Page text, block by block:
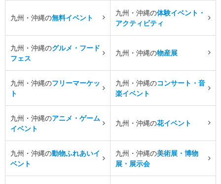
九州・沖縄の無料イベント
九州・沖縄の体験イベント・
アクティビティ
九州・沖縄のグルメ・フード
フェス
九州・沖縄の物産展
九州・沖縄のフリーマーケッ
ト
九州・沖縄のコンサート・音
楽イベント
九州・沖縄のアニメ・ゲーム
イベント
九州・沖縄の花イベント
九州・沖縄の動物ふれあいイ
ベント
九州・沖縄の美術展・博物
展・展示会